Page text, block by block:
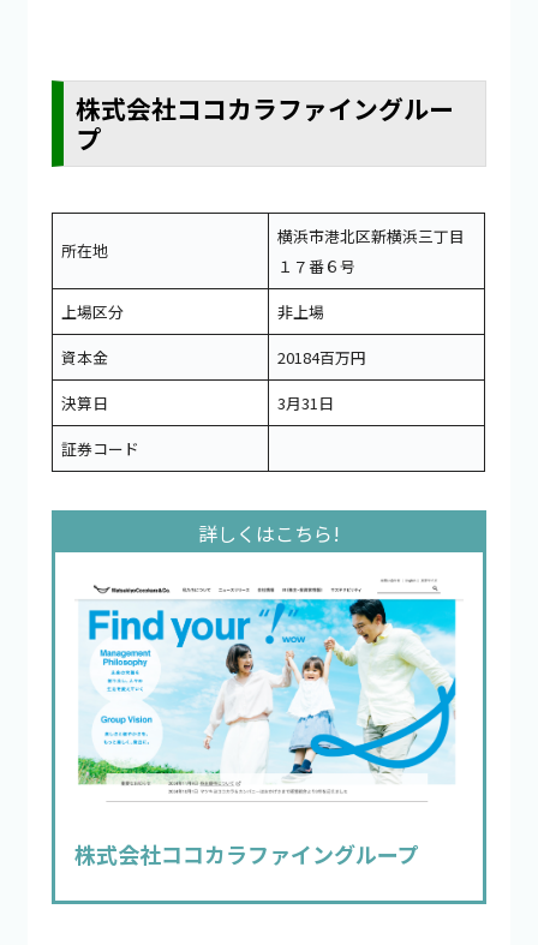
株式会社ココカラファイングルー
プ
所在地
横浜市港北区新横浜三丁目
１７番６号
上場区分
非上場
資本金
20184百万円
決算日
3月31日
証券コード
株式会社ココカラファイングループ